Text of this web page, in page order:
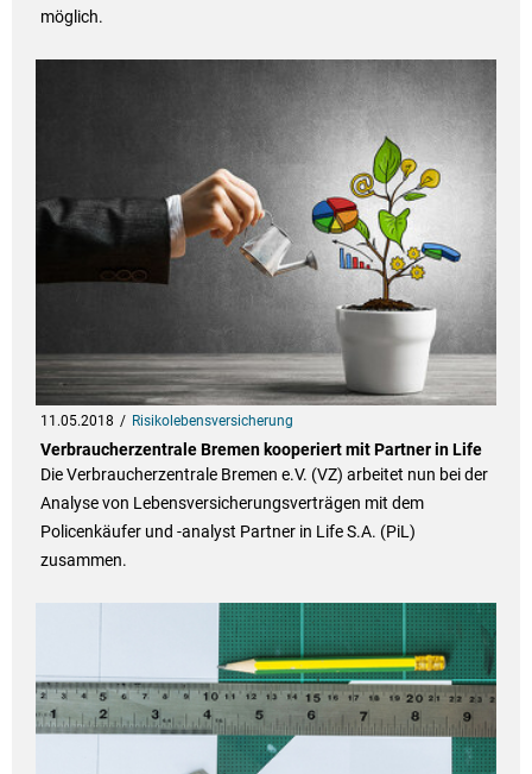
möglich.
11.05.2018 Risikolebensversicherung
Verbraucherzentrale Bremen kooperiert mit Partner in Life
Die Verbraucherzentrale Bremen e.V. (VZ) arbeitet nun bei der
Analyse von Lebensversicherungsverträgen mit dem
Policenkäufer und -analyst Partner in Life S.A. (PiL)
zusammen.